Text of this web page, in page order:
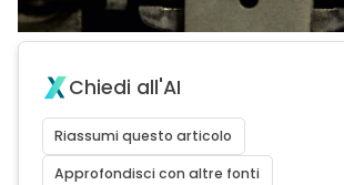
Chiedi all'AI
Riassumi questo articolo
Approfondisci con altre fonti